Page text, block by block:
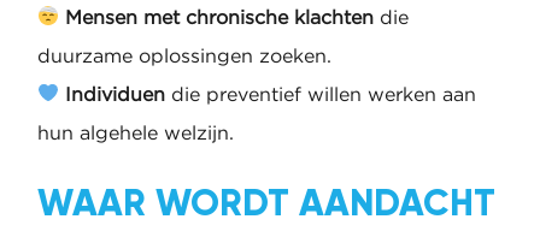
Mensen met chronische klachten die
duurzame oplossingen zoeken.
Individuen die preventief willen werken aan
hun algehele welzijn.
WAAR WORDT AANDACHT